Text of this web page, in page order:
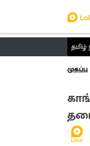
தமிழ்
முகப்பு